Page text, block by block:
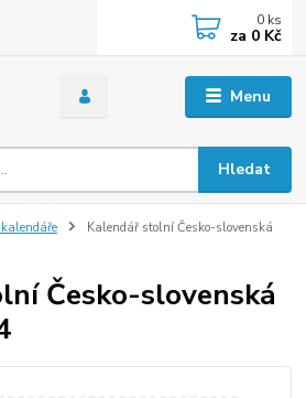
Menu
Hledat
0 ks
za 0 Kč
Kalendář stolní Česko-slovenská
Česko-slovenská